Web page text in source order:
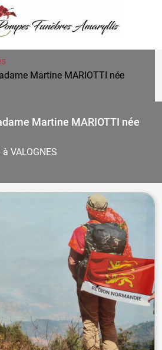
Martine MARIOTTI née
Martine MARIOTTI née
à VALOGNES